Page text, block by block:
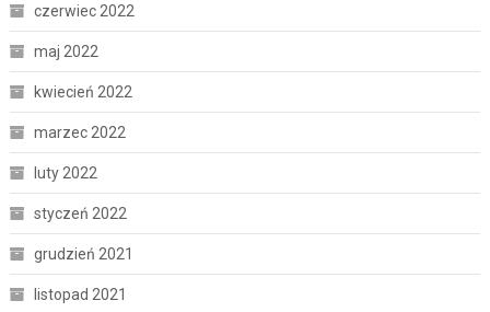
czerwiec 2022
maj 2022
kwiecień 2022
marzec 2022
luty 2022
styczeń 2022
grudzień 2021
listopad 2021